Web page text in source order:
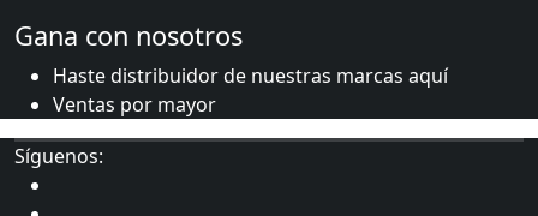
Gana con nosotros
Haste distribuidor de nuestras marcas aquí
Ventas por mayor
Síguenos: